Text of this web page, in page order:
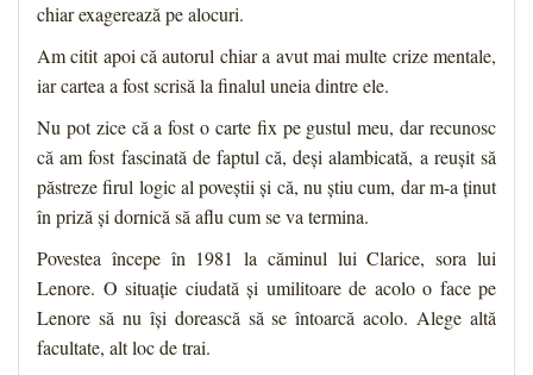
chiar exagerează pe alocuri.
Am citit apoi că autorul chiar a avut mai multe crize mentale,
iar cartea a fost scrisă la finalul uneia dintre ele.
Nu pot zice că a fost o carte fix pe gustul meu, dar recunosc
că am fost fascinată de faptul că, deși alambicată, a reușit să
păstreze firul logic al poveștii și că, nu știu cum, dar m-a ținut
în priză și dornică să aflu cum se va termina.
Povestea începe în 1981 la căminul lui Clarice, sora lui
Lenore. O situație ciudată și umilitoare de acolo o face pe
Lenore să nu își dorească să se întoarcă acolo. Alege altă
facultate, alt loc de trai.